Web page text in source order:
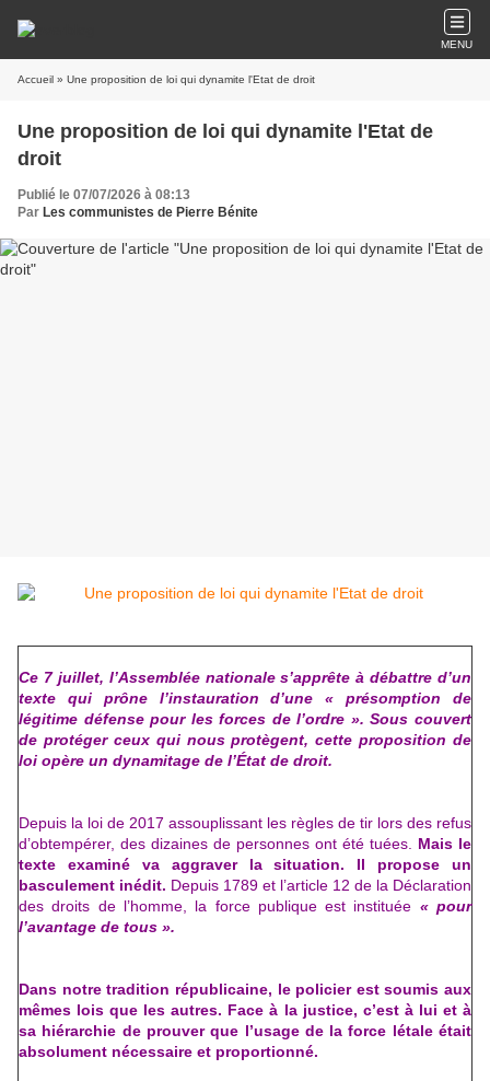
MENU
Accueil » Une proposition de loi qui dynamite l'Etat de droit
Une proposition de loi qui dynamite l'Etat de
droit
Publié le 07/07/2026 à 08:13
Par Les communistes de Pierre Bénite
Ce 7 juillet, l’Assemblée nationale s’apprête à débattre d’un
texte qui prône l’instauration d’une « présomption de
légitime défense pour les forces de l’ordre ». Sous couvert
de protéger ceux qui nous protègent, cette proposition de
loi opère un dynamitage de l’État de droit.
Depuis la loi de 2017 assouplissant les règles de tir lors des refus
d’obtempérer, des dizaines de personnes ont été tuées. Mais le
texte examiné va aggraver la situation.
Il propose un
basculement inédit. Depuis 1789 et l’article 12 de la Déclaration
des droits de l’homme, la force publique est instituée « pour
l’avantage de tous ».
Dans notre tradition républicaine, le policier est soumis aux
mêmes lois que les autres. Face à la justice, c’est à lui et à
sa hiérarchie de prouver que l’usage de la force létale était
absolument nécessaire et proportionné.